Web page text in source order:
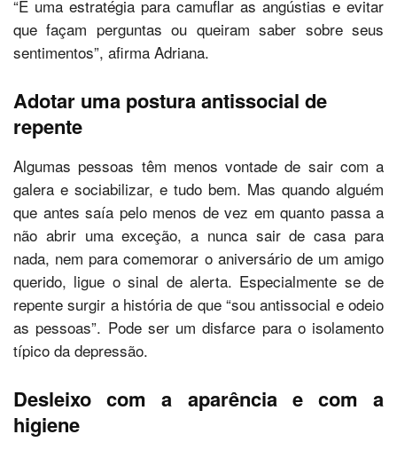
“É uma estratégia para camuflar as angústias e evitar
que façam perguntas ou queiram saber sobre seus
sentimentos”, afirma Adriana.
Adotar uma postura antissocial de
repente
Algumas pessoas têm menos vontade de sair com a
galera e sociabilizar, e tudo bem. Mas quando alguém
que antes saía pelo menos de vez em quanto passa a
não abrir uma exceção, a nunca sair de casa para
nada, nem para comemorar o aniversário de um amigo
querido, ligue o sinal de alerta. Especialmente se de
repente surgir a história de que “sou antissocial e odeio
as pessoas”. Pode ser um disfarce para o isolamento
típico da depressão.
Desleixo com a aparência e com a
higiene